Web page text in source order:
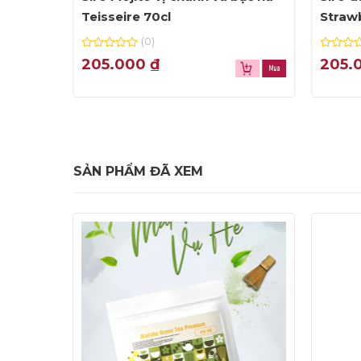
Teisseire 70cl
0
out
5
(0)
205.000₫
0
out
5
SẢN PHẨM ĐÃ XEM